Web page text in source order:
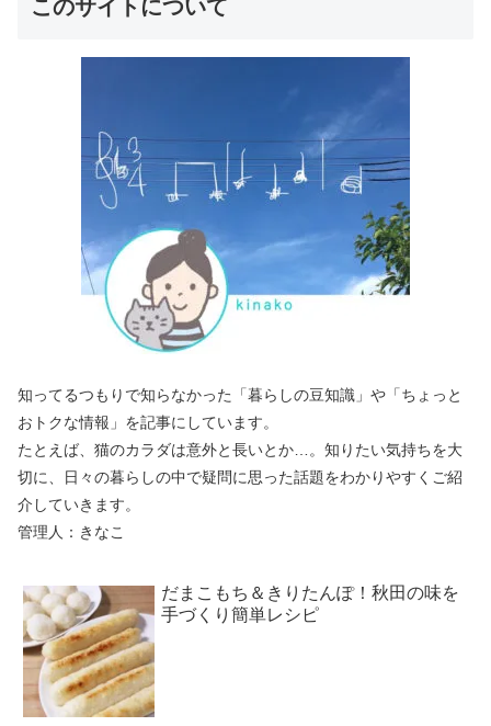
このサイトについて
知ってるつもりで知らなかった「暮らしの豆知識」や「ちょっと
おトクな情報」を記事にしています。
たとえば、猫のカラダは意外と長いとか…。知りたい気持ちを大
切に、日々の暮らしの中で疑問に思った話題をわかりやすくご紹
介していきます。
管理人：きなこ
だまこもち＆きりたんぽ！秋田の味を
手づくり簡単レシピ